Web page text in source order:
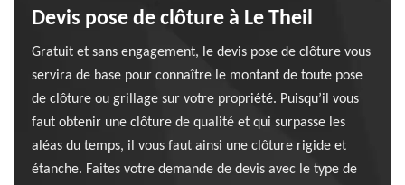
Devis pose de clôture à Le Theil
Gratuit et sans engagement, le devis pose de clôture vous
servira de base pour connaître le montant de toute pose
de clôture ou grillage sur votre propriété. Puisqu’il vous
faut obtenir une clôture de qualité et qui surpasse les
aléas du temps, il vous faut ainsi une clôture rigide et
étanche. Faites votre demande de devis avec le type de